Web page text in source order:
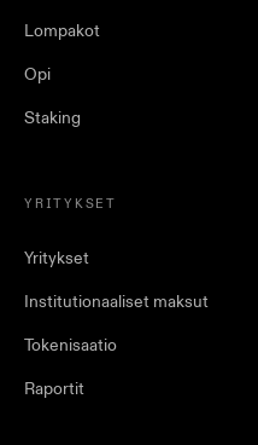
Lompakot
Opi
Staking
YRITYKSET
Yritykset
Institutionaaliset maksut
Tokenisaatio
Raportit